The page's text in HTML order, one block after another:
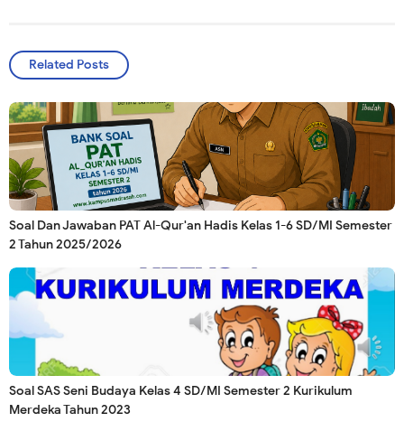
Related Posts
Soal Dan Jawaban PAT Al-Qur'an Hadis Kelas 1-6 SD/MI Semester
2 Tahun 2025/2026
Soal SAS Seni Budaya Kelas 4 SD/MI Semester 2 Kurikulum
Merdeka Tahun 2023